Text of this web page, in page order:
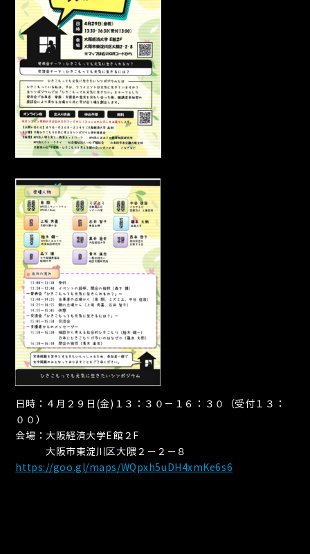
日時：４月２９日(金)１３：３０－１６：３０（受付１３：
００）
会場：大阪経済大学E館２F
大阪市東淀川区大隈２－２－８
https://goo.gl/maps/WQpxh5uDH4xmKe6s6